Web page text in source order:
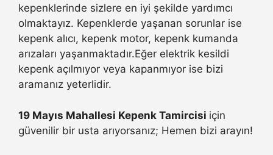
kepenklerinde sizlere en iyi şekilde yardımcı
olmaktayız. Kepenklerde yaşanan sorunlar ise
kepenk alıcı, kepenk motor, kepenk kumanda
arızaları yaşanmaktadır.Eğer elektrik kesildi
kepenk açılmıyor veya kapanmıyor ise bizi
aramanız yeterlidir.
19 Mayıs Mahallesi Kepenk Tamircisi için
güvenilir bir usta arıyorsanız; Hemen bizi arayın!